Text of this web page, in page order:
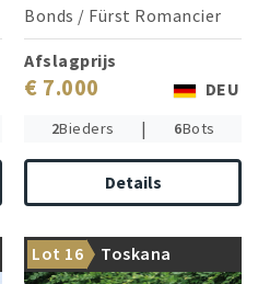
Bonds / Fürst Romancier
Afslagprijs
€ 7.000 DEU
2Bieders | 6Bots
Details
Lot 16 Toskana
From the treasure chest of
OS champion stallion Tobaro